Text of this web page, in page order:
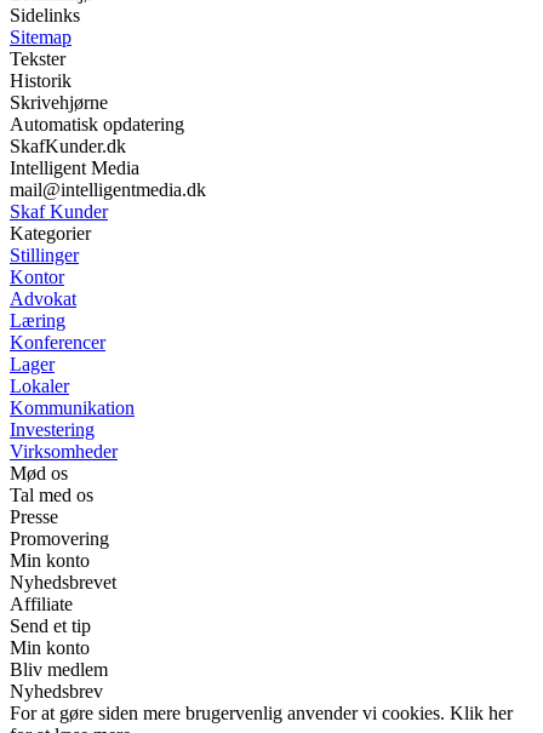
Sidelinks
Sitemap
Tekster
Historik
Skrivehjørne
Automatisk opdatering
SkafKunder.dk
Intelligent Media
mail@intelligentmedia.dk
Skaf Kunder
Kategorier
Stillinger
Kontor
Advokat
Læring
Konferencer
Lager
Lokaler
Kommunikation
Investering
Virksomheder
Mød os
Tal med os
Presse
Promovering
Min konto
Nyhedsbrevet
Affiliate
Send et tip
Min konto
Bliv medlem
Nyhedsbrev
For at gøre siden mere brugervenlig anvender vi cookies. Klik her